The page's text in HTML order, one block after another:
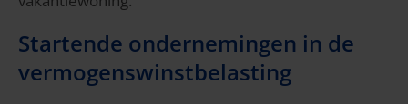
Startende ondernemingen in de
vermogenswinstbelasting